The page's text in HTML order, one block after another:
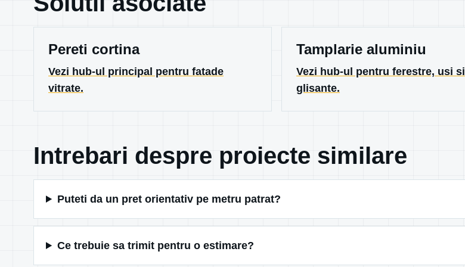
Pereti cortina
Vezi hub-ul principal pentru fatade
vitrate.
Tamplarie aluminiu
Vezi hub-ul pentru ferestre, usi si
glisante.
Intrebari despre proiecte similare
Puteti da un pret orientativ pe metru patrat?
Ce trebuie sa trimit pentru o estimare?